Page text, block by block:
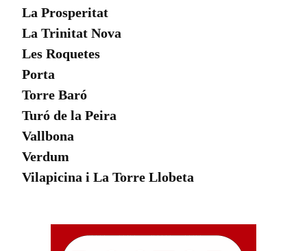
La Prosperitat
La Trinitat Nova
Les Roquetes
Porta
Torre Baró
Turó de la Peira
Vallbona
Verdum
Vilapicina i La Torre Llobeta